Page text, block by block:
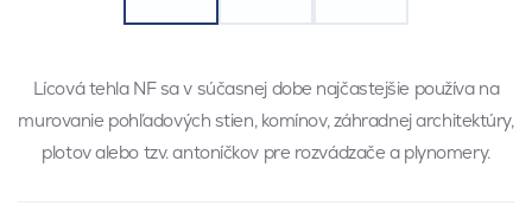
Lícová tehla NF sa v súčasnej dobe najčastejšie používa na
murovanie pohľadových stien, komínov, záhradnej architektúry,
plotov alebo tzv. antoníčkov pre rozvádzače a plynomery.